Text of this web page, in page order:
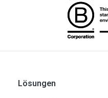
Lösungen